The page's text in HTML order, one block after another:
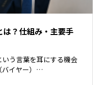
？仕組み・主要手
いう言葉を耳にする機会
バイヤー）…